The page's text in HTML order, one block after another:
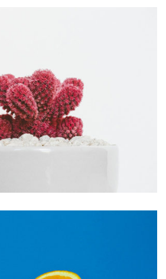
Star Rack
PROJECT